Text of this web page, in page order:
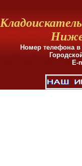
Номер телефона
E-